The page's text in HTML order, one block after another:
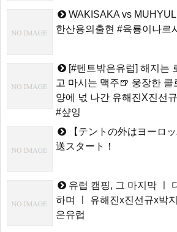
WAKISAKA vs
한산용의출현 #육룡이나르
[#텐트밖은유럽] 해지는
고 마시는 맥주🍺 웅장한
양에 넋 나간 유해진X진선
#샾잉
【テントの外はヨーロ
送スタート！
유럽 캠핑, 그 마지막 ㅣ
하며 ㅣ 유해진x진선규x박
은유럽